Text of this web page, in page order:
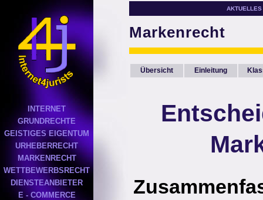
INTERNET
GRUNDRECHTE
GEISTIGES EIGENTUM
URHEBERRECHT
MARKENRECHT
WETTBEWERBSRECHT
DIENSTEANBIETER
E - COMMERCE
AKTUELLES
Markenrecht
Übersicht Einleitung